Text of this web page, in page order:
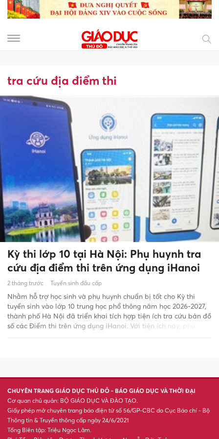
tra cứu địa điểm thi
Kỳ thi lớp 10 tại Hà Nội: Phụ huynh tra
cứu địa điểm thi trên ứng dụng iHanoi
2 tháng trước Tuyển sinh đầu cấp
Nhằm hỗ trợ học sinh và phụ huynh chuẩn bị tốt cho Kỳ thi
tuyển sinh vào lớp 10 trung học phổ thông năm học 2026-2027,
thành phố Hà Nội đã triển khai tích hợp tiện ích tra cứu bản đồ
số các Điểm thi trên ứng dụng iHanoi. Với tiện ích này, phụ
CHUYÊN TRANG GIÁO DỤC THỦ ĐÔ - BÁO GIÁO DỤC VÀ THỜI ĐẠI
Cơ quan chủ quản: BỘ GIÁO DỤC VÀ ĐÀO TẠO.
Giấy phép mở chuyên trang báo điện tử số 56/GP-CBC do Cục Báo chí - Bộ
Thông tin & Truyền thông cấp ngày 24/6/2021
Tổng Biên tập: Triệu Ngọc Lâm.